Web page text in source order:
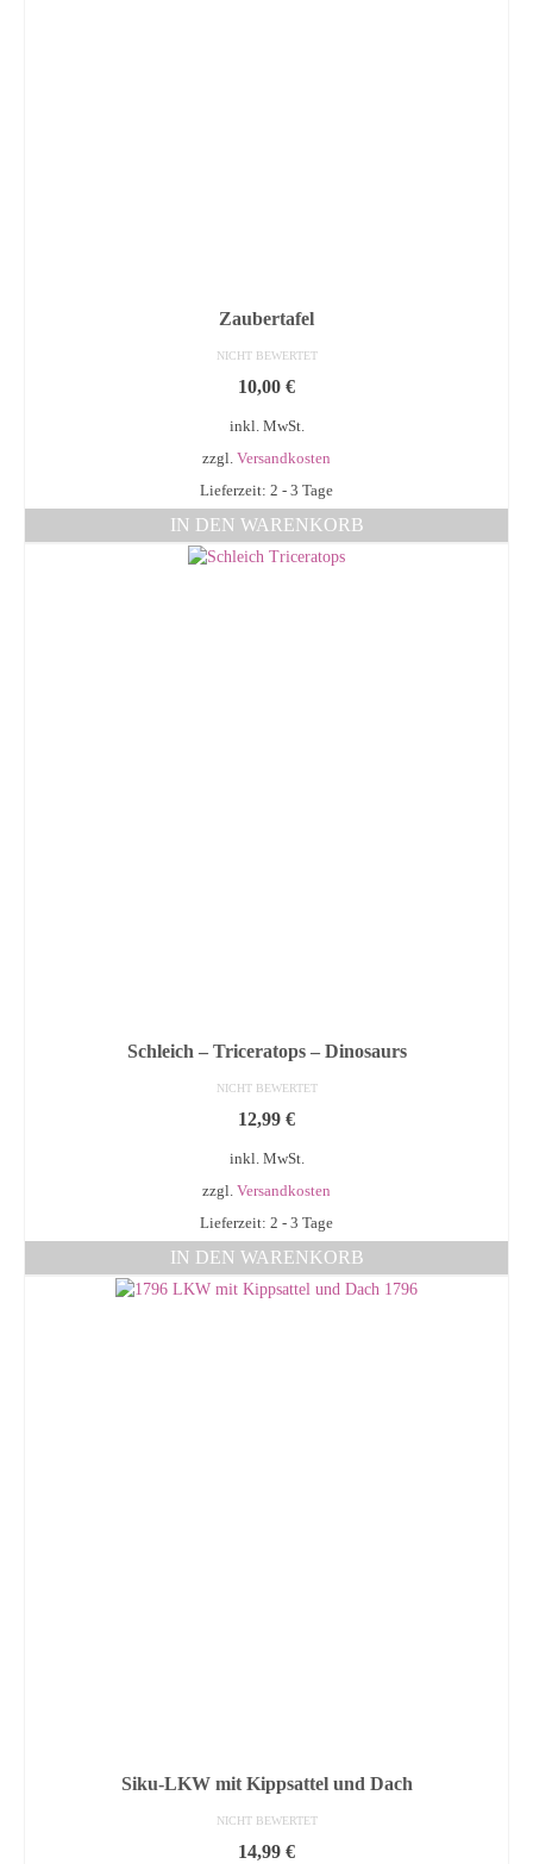
Zaubertafel
NICHT BEWERTET
10,00 €
inkl. MwSt.
zzgl. Versandkosten
Lieferzeit: 2 - 3 Tage
IN DEN WARENKORB
Schleich – Triceratops – Dinosaurs
NICHT BEWERTET
12,99 €
inkl. MwSt.
zzgl. Versandkosten
Lieferzeit: 2 - 3 Tage
IN DEN WARENKORB
Siku-LKW mit Kippsattel und Dach
NICHT BEWERTET
14,99 €